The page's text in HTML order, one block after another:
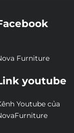
Furniture
youtube
Youtube của